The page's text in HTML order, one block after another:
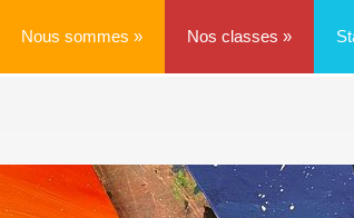
Nous sommes » Nos classes »